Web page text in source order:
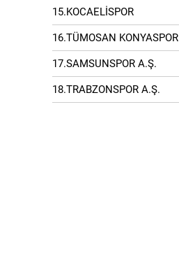
15.KOCAELİSPOR
16.TÜMOSAN KONYASPOR
17.SAMSUNSPOR A.Ş.
18.TRABZONSPOR A.Ş.